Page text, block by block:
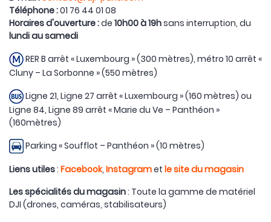
Téléphone :01 76 44 01 08
Horaires d'ouverture :de 10h00 à 19hsans interruption, du
lundi au samedi
RER B arrêt « Luxembourg » (300 mètres), métro 10 arrêt «
Cluny – La Sorbonne » (550 mètres)
Ligne 21, Ligne 27 arrêt « Luxembourg » (160 mètres) ou
Ligne 84, Ligne 89 arrêt « Marie du Ve – Panthéon »
(160mètres)
Parking « Soufflot – Panthéon » (10 mètres)
Liens utiles: Facebook, Instagramet le site du magasin
Les spécialités du magasin: Toute la gamme de matériel
DJI (drones, caméras, stabilisateurs)